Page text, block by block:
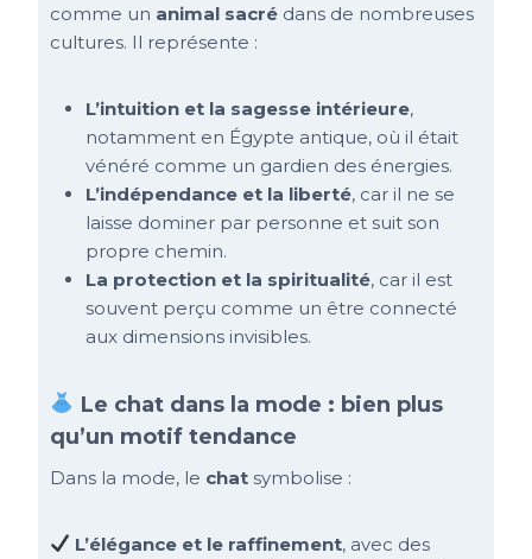
comme un animal sacré dans de nombreuses
cultures. Il représente :
L’intuition et la sagesse intérieure,
notamment en Égypte antique, où il était
vénéré comme un gardien des énergies.
L’indépendance et la liberté, car il ne se
laisse dominer par personne et suit son
propre chemin.
La protection et la spiritualité, car il est
souvent perçu comme un être connecté
aux dimensions invisibles.
Le chat dans la mode : bien plus
qu’un motif tendance
Dans la mode, le chat symbolise :
L’élégance et le raffinement, avec des